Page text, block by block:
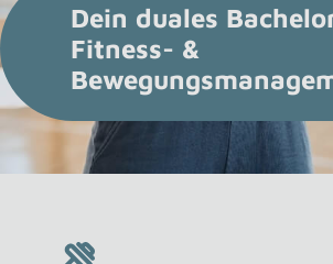
Dein duales
Fitness- &